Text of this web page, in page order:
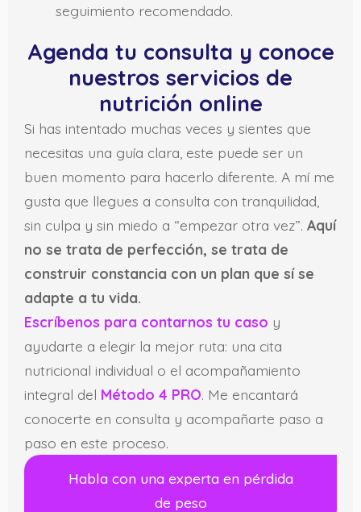
seguimiento recomendado.
Agenda tu consulta y conoce
nuestros servicios de
nutrición online
Si has intentado muchas veces y sientes que
necesitas una guía clara, este puede ser un
buen momento para hacerlo diferente. A mí me
gusta que llegues a consulta con tranquilidad,
sin culpa y sin miedo a “empezar otra vez”. Aquí
no se trata de perfección, se trata de
construir constancia con un plan que sí se
adapte a tu vida.
Escríbenos para contarnos tu caso y
ayudarte a elegir la mejor ruta: una cita
nutricional individual o el acompañamiento
integral del Método 4 PRO. Me encantará
conocerte en consulta y acompañarte paso a
paso en este proceso.
Habla con una experta en pérdida
de peso